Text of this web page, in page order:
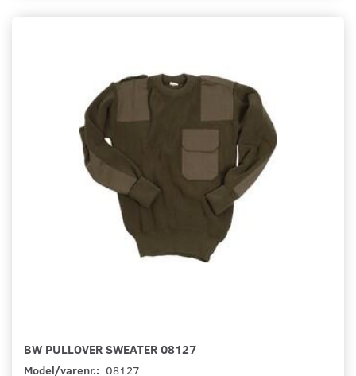
BW PULLOVER SWEATER 08127
Model/varenr.: 08127